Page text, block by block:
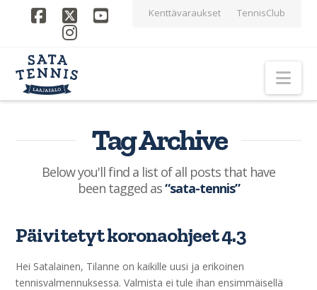
Kenttävaraukset TennisClub
Facebook
X YouTube
Instagram
Tag Archive
Below you'll find a list of all posts that have
been tagged as“sata-tennis”
Päivitetyt koronaohjeet 4.3
Hei Satalainen, Tilanne on kaikille uusi ja erikoinen
tennisvalmennuksessa. Valmista ei tule ihan ensimmäisellä